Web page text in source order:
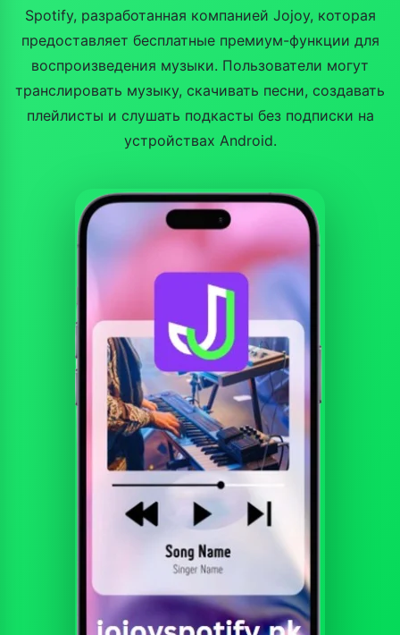
Spotify, разработанная компанией Jojoy, которая
предоставляет бесплатные премиум-функции для
воспроизведения музыки. Пользователи могут
транслировать музыку, скачивать песни, создавать
плейлисты и слушать подкасты без подписки на
устройствах Android.